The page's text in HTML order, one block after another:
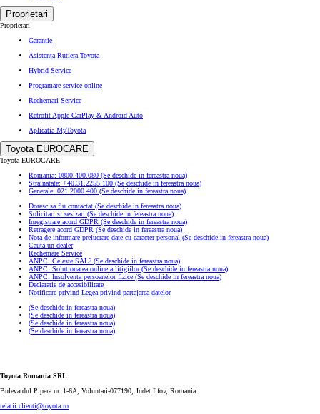
Proprietari
Proprietari
Garantie
Asistenta Rutiera Toyota
Hybrid Service
Programare service online
Rechemari Service
Retrofit Apple CarPlay & Android Auto
Aplicatia MyToyota
Toyota EUROCARE
Toyota EUROCARE
Romania: 0800.400.080 (Se deschide in fereastra noua)
Strainatate: +40.31.2255.100 (Se deschide in fereastra noua)
Generale: 021.2000.400 (Se deschide in fereastra noua)
Doresc sa fiu contactat (Se deschide in fereastra noua)
Solicitari si sesizari (Se deschide in fereastra noua)
Inregistrare acord GDPR (Se deschide in fereastra noua)
Retragere acord GDPR (Se deschide in fereastra noua)
Nota de informare prelucrare date cu caracter personal (Se deschide in fereastra noua)
Cauta un dealer
Rechemare Service
ANPC: Ce este SAL? (Se deschide in fereastra noua)
ANPC: Solutionarea online a litigiilor(Se deschide in fereastra noua)
ANPC: Insolventa persoanelor fizice (Se deschide in fereastra noua)
Declaratie de accesibilitate
Notificare privind Legea privind partajarea datelor
(Se deschide in fereastra noua)
(Se deschide in fereastra noua)
(Se deschide in fereastra noua)
(Se deschide in fereastra noua)
Toyota Romania SRL
Bulevardul Pipera nr. 1-6A, Voluntari-077190, Judet Ilfov, Romania
relatii.clienti@toyota.ro